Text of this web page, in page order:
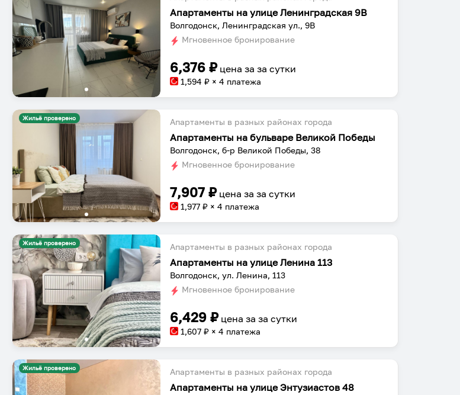
Уникальное
Апартаменты на улице Ленинградская 9В
Волгодонск, Ленинградская ул., 9В
Мгновенное бронирование
6,376 ₽ цена заза сутки
1,594 ₽ × 4 платежа
Жильё проверено Апартаменты в разных районах города
Апартаменты на бульваре Великой Победы
Волгодонск, б-р Великой Победы, 38
Мгновенное бронирование
7,907 ₽ цена заза сутки
1,977 ₽ × 4 платежа
Жильё проверено Апартаменты в разных районах города
Апартаменты на улице Ленина 113
Волгодонск, ул. Ленина, 113
Мгновенное бронирование
6,429 ₽ цена заза сутки
1,607 ₽ × 4 платежа
Жильё проверено Апартаменты в разных районах города
Апартаменты на улице Энтузиастов 48